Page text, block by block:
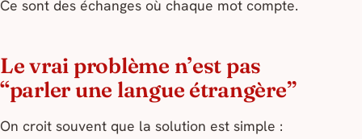
Ce sont des échanges où chaque mot compte.
Le vrai problème n’est pas
“parler une langue étrangère”
On croit souvent que la solution est simple :